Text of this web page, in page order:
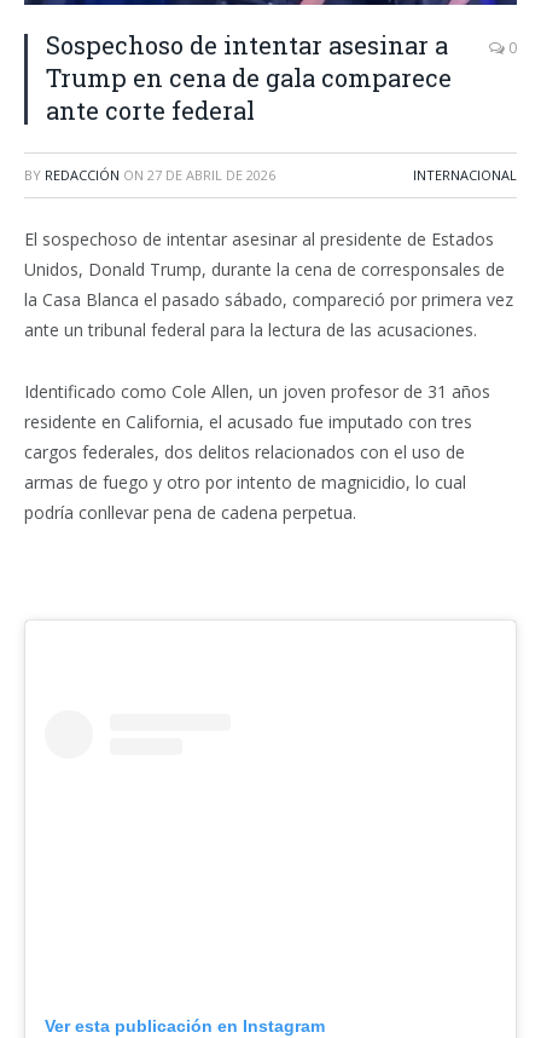
Sospechoso de intentar asesinar a
Trump en cena de gala comparece
ante corte federal
0
BY REDACCIÓN ON 27 DE ABRIL DE 2026 INTERNACIONAL
El sospechoso de intentar asesinar al presidente de Estados
Unidos, Donald Trump, durante la cena de corresponsales de
la Casa Blanca el pasado sábado, compareció por primera vez
ante untribunal federal para la lectura de las acusaciones.
Identificado como Cole Allen, un joven profesor de 31 años
residente en California, el acusado fue imputado con tres
cargos federales, dos delitos relacionados con el uso de
armas de fuego y otro por intento de magnicidio, lo cual
podría conllevar pena de cadena perpetua.
Ver esta publicación en Instagram